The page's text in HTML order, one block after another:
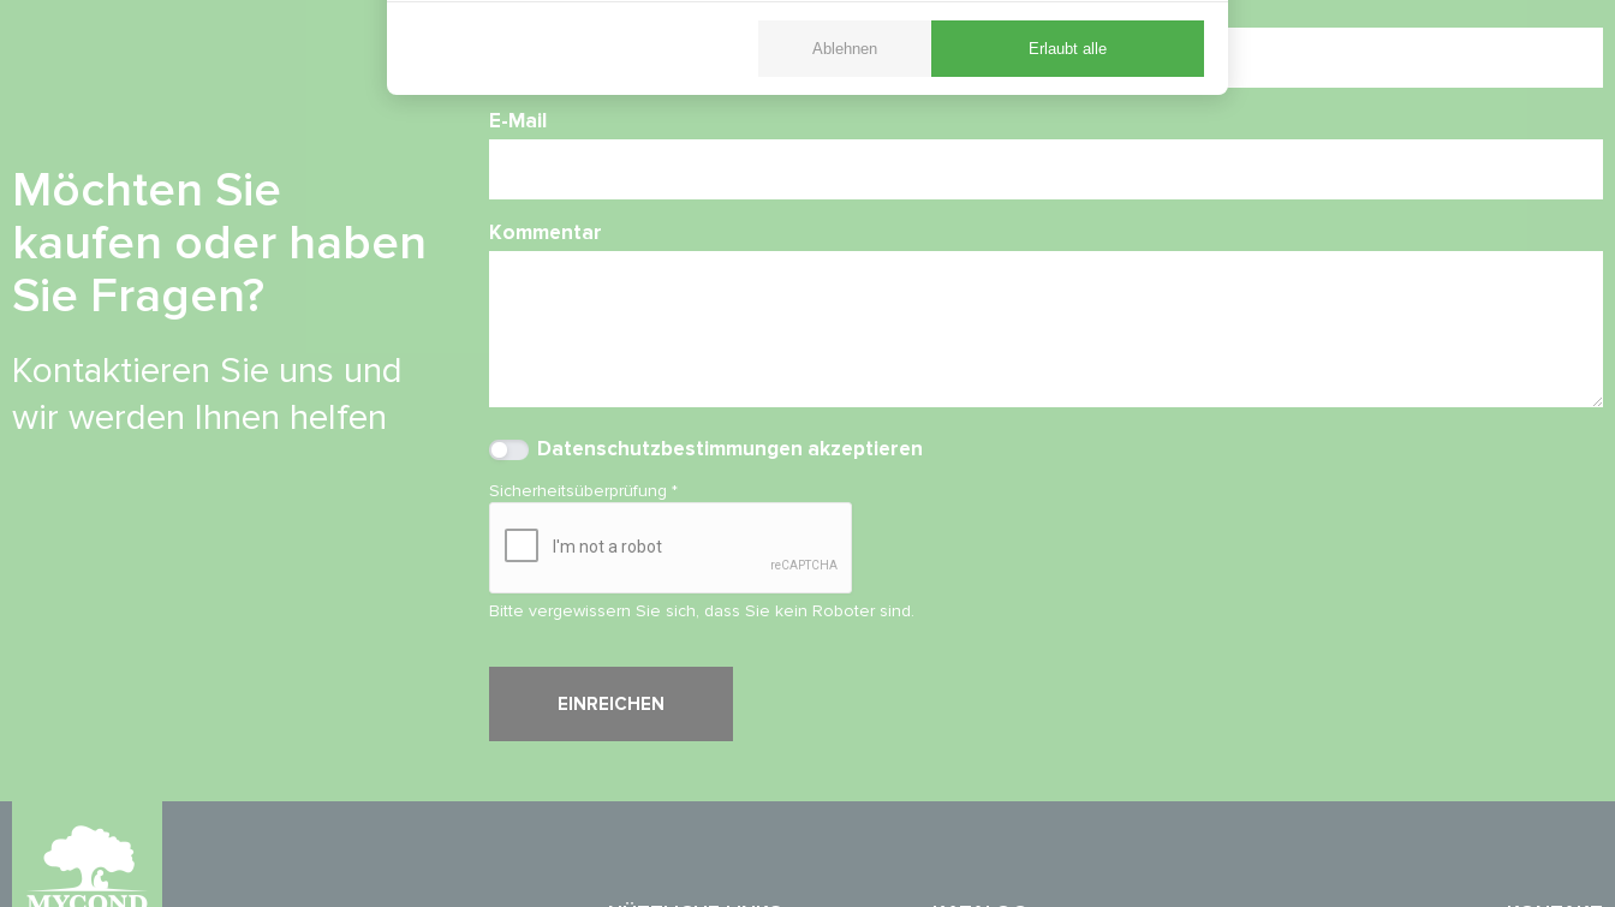
Möchten Sie
kaufen oder haben
Sie Fragen?
Kontaktieren Sie uns und
wir werden Ihnen helfen
E-Mail
Kommentar
Datenschutzbestimmungen akzeptieren
Sicherheitsüberprüfung*
Bitte vergewissern Sie sich, dass Sie kein Roboter sind.
Ablehnen Erlaubt alle